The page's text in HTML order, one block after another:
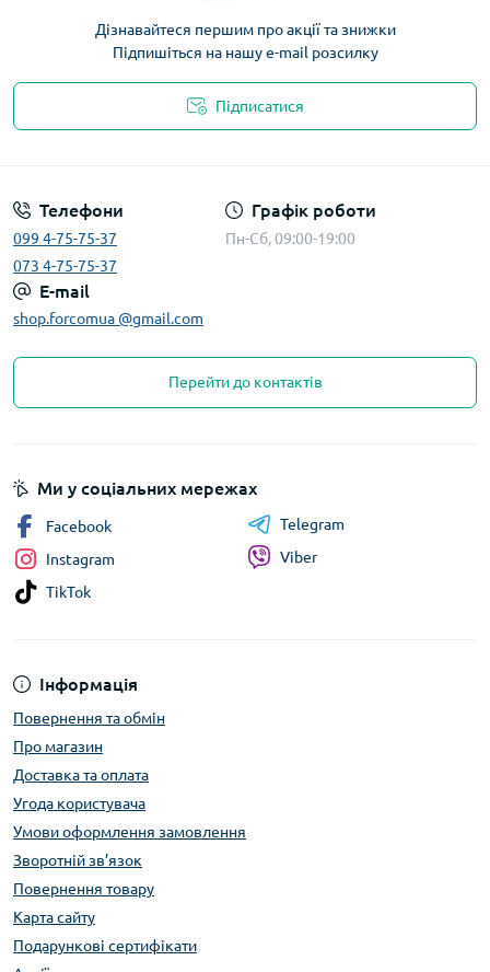
Дізнавайтеся першим про акції та знижки
Підпишіться на нашу e-mail розсилку
Підписатися
Телефони
099 4-75-75-37
073 4-75-75-37
Графік роботи
Пн-Сб, 09:00-19:00
E-mail
shop.forcomua @gmail.com
Перейти до контактів
Інформація
Повернення та обмін
Про магазин
Доставка та оплата
Угода користувача
Умови оформлення замовлення
Зворотній зв’язок
Повернення товару
Карта сайту
Подарункові сертифікати
Ми у соціальних мережах
Facebook
Instagram
TikTok
Telegram
Viber